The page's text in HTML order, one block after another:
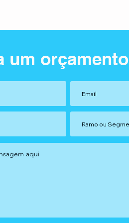
um orçamento